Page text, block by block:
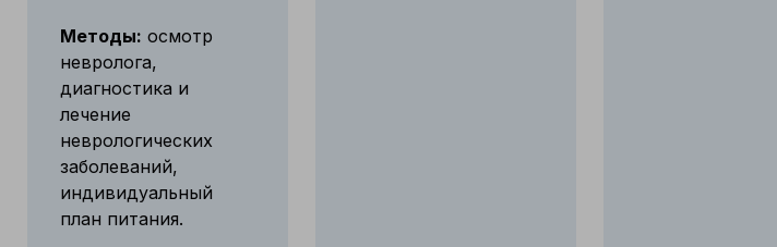
Методы: осмотр
невролога,
диагностика и
лечение
неврологических
заболеваний,
индивидуальный
план питания.